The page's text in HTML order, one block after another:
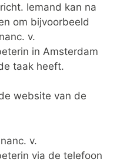
Iemand kan na
om bijvoorbeeld
v.
in Amsterdam
taak heeft.
website van de
v.
via de telefoon